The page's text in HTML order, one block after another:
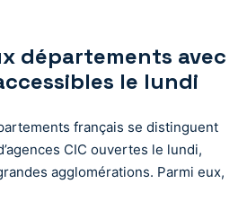
départements avec
le lundi
français se distinguent
CIC ouvertes le lundi,
agglomérations. Parmi eux,